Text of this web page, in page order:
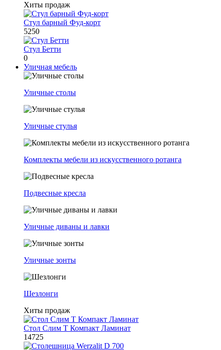
Хиты продаж
Стул барный Фуд-корт
5250
Стул Бетти
0
Уличная мебель
Уличные столы
Уличные стулья
Комплекты мебели из искусственного ротанга
Подвесные кресла
Уличные диваны и лавки
Уличные зонты
Шезлонги
Хиты продаж
Стол Слим Т Компакт Ламинат
14725